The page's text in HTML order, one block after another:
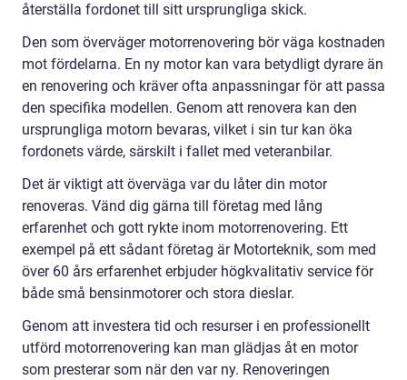
återställa fordonet till sitt ursprungliga skick.
Den som överväger motorrenovering bör väga kostnaden
mot fördelarna. En ny motor kan vara betydligt dyrare än
en renovering och kräver ofta anpassningar för att passa
den specifika modellen. Genom att renovera kan den
ursprungliga motorn bevaras, vilket i sin tur kan öka
fordonets värde, särskilt i fallet med veteranbilar.
Det är viktigt att överväga var du låter din motor
renoveras. Vänd dig gärna till företag med lång
erfarenhet och gott rykte inom motorrenovering. Ett
exempel på ett sådant företag är Motorteknik, som med
över 60 års erfarenhet erbjuder högkvalitativ service för
både små bensinmotorer och stora dieslar.
Genom att investera tid och resurser i en professionellt
utförd motorrenovering kan man glädjas åt en motor
som presterar som när den var ny. Renoveringen